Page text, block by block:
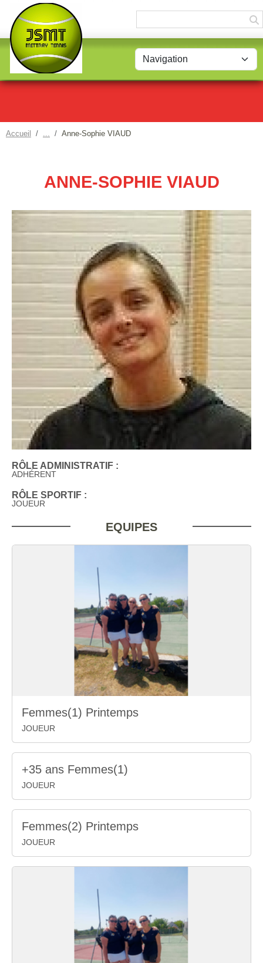
Accueil Anne-Sophie VIAUD
ANNE-SOPHIE VIAUD
RÔLE ADMINISTRATIF :
ADHÉRENT
RÔLE SPORTIF :
JOUEUR
EQUIPES
Femmes(1) Printemps
JOUEUR
+35 ans Femmes(1)
JOUEUR
Femmes(2) Printemps
JOUEUR
Panneau de gestion des cookies